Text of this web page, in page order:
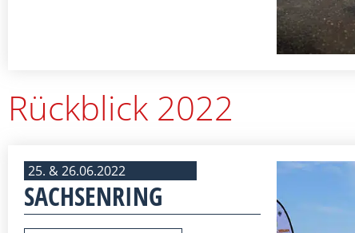
Rückblick 2022
25. & 26.06.2022
SACHSENRING